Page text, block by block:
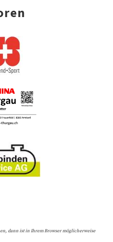
dann ist in Ihrem Browser möglicherweise